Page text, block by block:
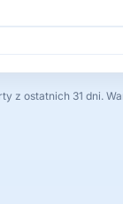
z ostatnich 31 dni.